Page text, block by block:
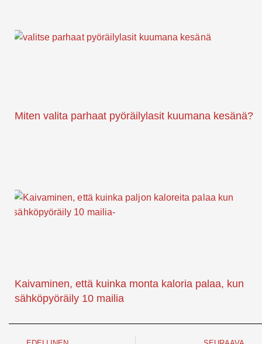
Miten valita parhaat pyöräilylasit kuumana kesänä?
Kaivaminen, että kuinka monta kaloria palaa, kun
sähköpyöräily 10 mailia